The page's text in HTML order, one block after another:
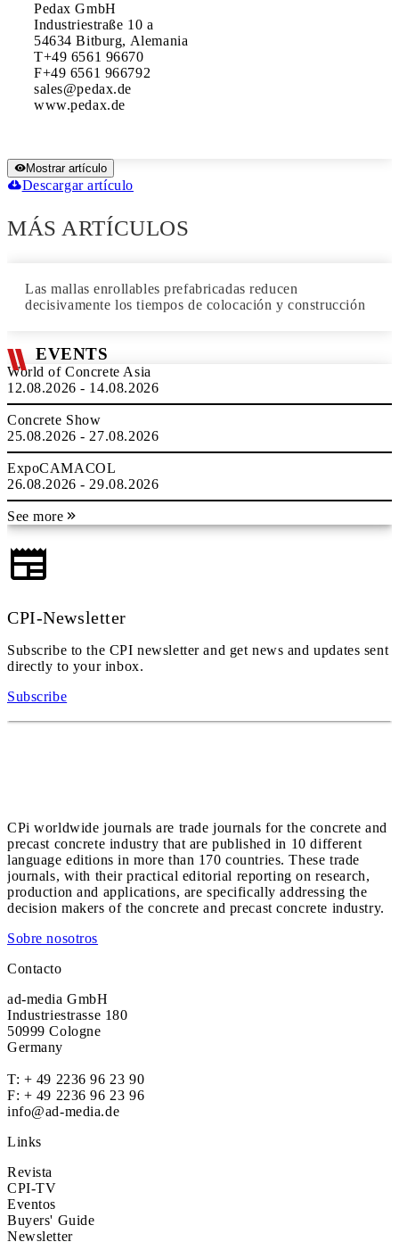
Pedax GmbH
Industriestraße 10 a
54634 Bitburg, Alemania
T+49 6561 96670
F+49 6561 966792
sales@pedax.de
www.pedax.de
Mostrar artículo
Descargar artículo
MÁS ARTÍCULOS
Las mallas enrollables prefabricadas reducen
decisivamente los tiempos de colocación y construcción
EVENTS
World of Concrete Asia
12.08.2026 - 14.08.2026
Concrete Show
25.08.2026 - 27.08.2026
ExpoCAMACOL
26.08.2026 - 29.08.2026
See more
CPI-Newsletter
Subscribe to the CPI newsletter and get news and updates sent
directly to your inbox.
Subscribe
CPi worldwide journals are trade journals for the concrete and
precast concrete industry that are published in 10 different
language editions in more than 170 countries. These trade
journals, with their practical editorial reporting on research,
production and applications, are specifically addressing the
decision makers of the concrete and precast concrete industry.
Sobre nosotros
Contacto
ad-media GmbH
Industriestrasse 180
50999 Cologne
Germany
T: + 49 2236 96 23 90
F: + 49 2236 96 23 96
info@ad-media.de
Links
Revista
CPI-TV
Eventos
Buyers' Guide
Newsletter